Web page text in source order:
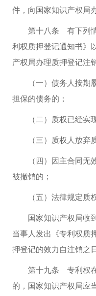
件，向国家知识产权局
第十八条 有下列情
利权质押登记通知书》
产权局办理质押登记注
（一）债务人按期
担保的债务的；
（二）质权已经实
（三）质权人放弃质
（四）因主合同无效
被撤销的；
（五）法律规定质权
国家知识产权局收到
当事人发出《专利权质
押登记的效力自注销之
第十九条 专利权在
的，国家知识产权局应